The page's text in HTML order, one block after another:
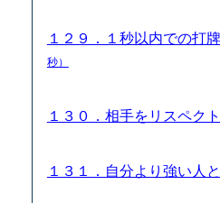
１２９．１秒以内での打
秒）
１３０．相手をリスペク
１３１．自分より強い人